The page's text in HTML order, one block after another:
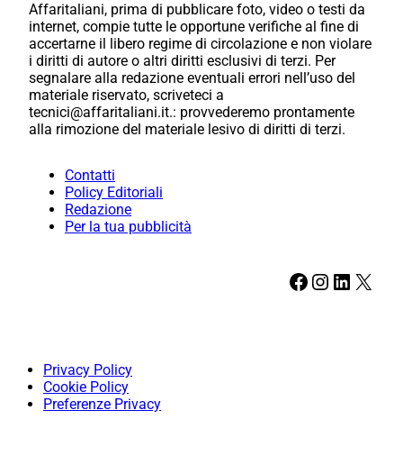
Affaritaliani, prima di pubblicare foto, video o testi da
internet, compie tutte le opportune verifiche al fine di
accertarne il libero regime di circolazione e non violare
i diritti di autore o altri diritti esclusivi di terzi. Per
segnalare alla redazione eventuali errori nell’uso del
materiale riservato, scriveteci a
tecnici@affaritaliani.it.: provvederemo prontamente
alla rimozione del materiale lesivo di diritti di terzi.
Contatti
Policy Editoriali
Redazione
Per la tua pubblicità
Facebook Instagram LinkedIn X
Privacy Policy
Cookie Policy
Preferenze Privacy